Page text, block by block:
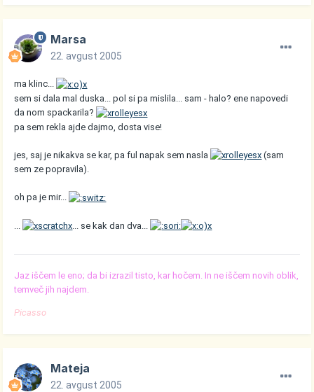
Marsa
22. avgust 2005
ma klinc...
sem si dala mal duska... pol si pa mislila... sam - halo? ene napovedi
da nom spackarila?
pa sem rekla ajde dajmo, dosta vise!
jes, saj je nikakva se kar, pa ful napak sem nasla
(sam
sem ze popravila).
oh pa je mir...
... se kak dan dva...
Jaz iščem le eno; da bi izrazil tisto, kar hočem. In ne iščem novih oblik,
temveč jih najdem.
Picasso
Mateja
22. avgust 2005